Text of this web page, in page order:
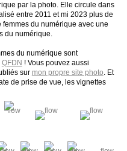
par la photo. Elle circule dans
entre 2011 et mi 2023 plus de
du numérique avec une
du numérique.
du numérique sont
QFDN ! Vous pouvez aussi
sur mon propre site photo . Et
de prise de vue, les vignettes